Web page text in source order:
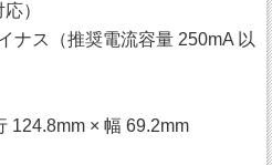
）
ナス（推奨電流容量 250mA 以
124.8mm × 幅 69.2mm